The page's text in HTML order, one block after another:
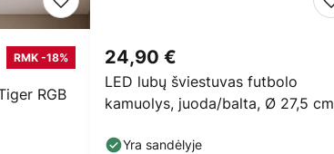
RGB
RMK -18%
LED lubų šviestuvas futbolo
kamuolys, juoda/balta, Ø 27,5 cm
24,90 €
Yra sandėlyje